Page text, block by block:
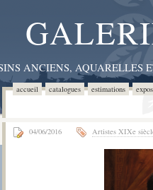
ANCIENS,
accueil catalogues estimations
04/06/2016 Artistes XIXe